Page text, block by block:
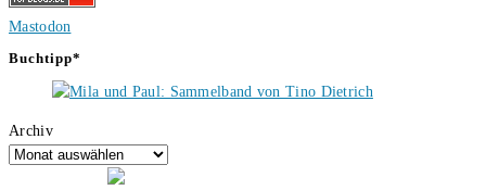
Mastodon
Buchtipp*
Archiv